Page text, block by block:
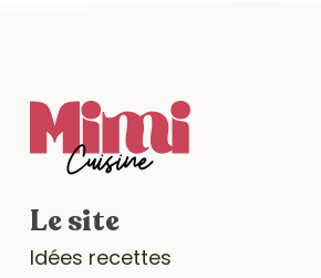
Le site
Idées recettes